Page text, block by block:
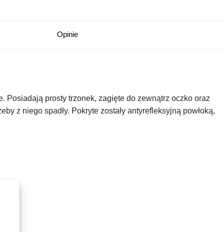
Opinie
Posiadają prosty trzonek, zagięte do zewnątrz oczko oraz
z niego spadły. Pokryte zostały antyrefleksyjną powłoką,